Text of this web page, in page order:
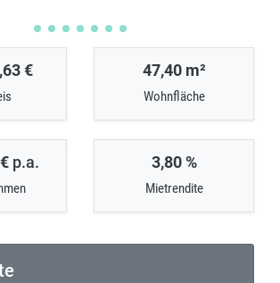
€ 47,40 m²
Wohnfläche
p.a. 3,80 %
Mietrendite